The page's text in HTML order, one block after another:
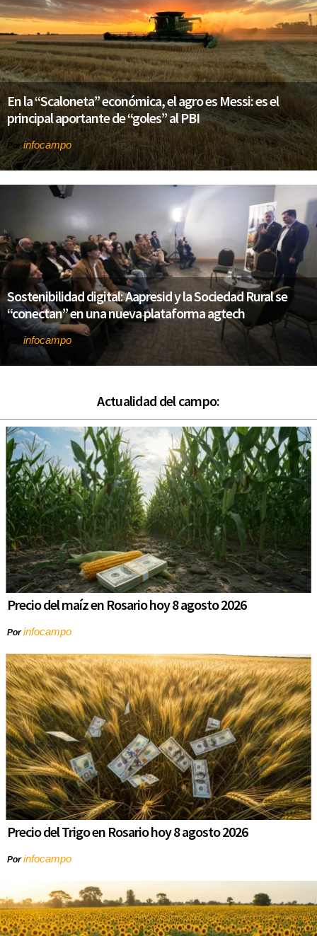
En la “Scaloneta” económica, el agro es Messi: es el
principal aportante de “goles” al PBI
Porinfocampo
Sostenibilidad digital: Aapresid y la Sociedad Rural se
“conectan” en una nueva plataforma agtech
infocampo
Actualidad del campo:
Precio del maíz en Rosario hoy 8 agosto 2026
Porinfocampo
Precio del Trigo en Rosario hoy 8 agosto 2026
Porinfocampo